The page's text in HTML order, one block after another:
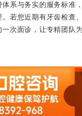
体系与务实的服务标准
若您近期有牙齿检查
次面诊，让专精团队